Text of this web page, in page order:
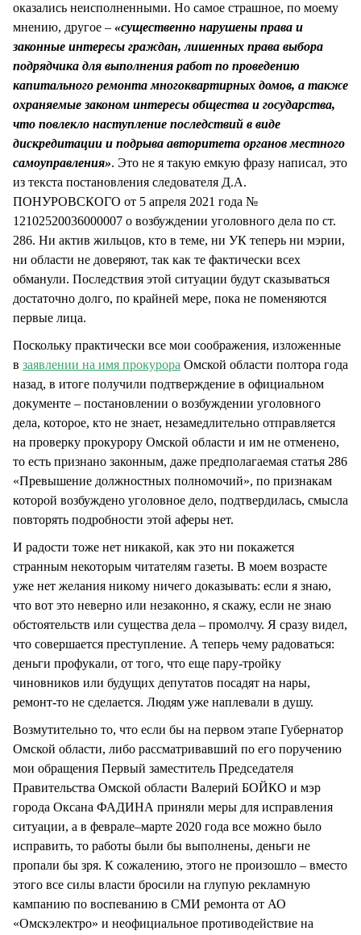
оказались неисполненными. Но самое страшное, по моему
мнению, другое – «существенно нарушены права и
законные интересы граждан, лишенных права выбора
подрядчика для выполнения работ по проведению
капитального ремонта многоквартирных домов, а также
охраняемые законом интересы общества и государства,
что повлекло наступление последствий в виде
дискредитации и подрыва авторитета органов местного
самоуправления». Это не я такую емкую фразу написал, это
из текста постановления следователя Д.А.
ПОНУРОВСКОГО от 5 апреля 2021 года №
12102520036000007 о возбуждении уголовного дела по ст.
286. Ни актив жильцов, кто в теме, ни УК теперь ни мэрии,
ни области не доверяют, так как те фактически всех
обманули. Последствия этой ситуации будут сказываться
достаточно долго, по крайней мере, пока не поменяются
первые лица.
Поскольку практически все мои соображения, изложенные
в заявлении на имя прокурора Омской области полтора года
назад, в итоге получили подтверждение в официальном
документе – постановлении о возбуждении уголовного
дела, которое, кто не знает, незамедлительно отправляется
на проверку прокурору Омской области и им не отменено,
то есть признано законным, даже предполагаемая статья 286
«Превышение должностных полномочий», по признакам
которой возбуждено уголовное дело, подтвердилась, смысла
повторять подробности этой аферы нет.
И радости тоже нет никакой, как это ни покажется
странным некоторым читателям газеты. В моем возрасте
уже нет желания никому ничего доказывать: если я знаю,
что вот это неверно или незаконно, я скажу, если не знаю
обстоятельств или существа дела – промолчу. Я сразу видел,
что совершается преступление. А теперь чему радоваться:
деньги профукали, от того, что еще пару-тройку
чиновников или будущих депутатов посадят на нары,
ремонт-то не сделается. Людям уже наплевали в душу.
Возмутительно то, что если бы на первом этапе Губернатор
Омской области, либо рассматривавший по его поручению
мои обращения Первый заместитель Председателя
Правительства Омской области Валерий БОЙКО и мэр
города Оксана ФАДИНА приняли меры для исправления
ситуации, а в феврале–марте 2020 года все можно было
исправить, то работы были бы выполнены, деньги не
пропали бы зря. К сожалению, этого не произошло – вместо
этого все силы власти бросили на глупую рекламную
кампанию по воспеванию в СМИ ремонта от АО
«Омскэлектро» и неофициальное противодействие на